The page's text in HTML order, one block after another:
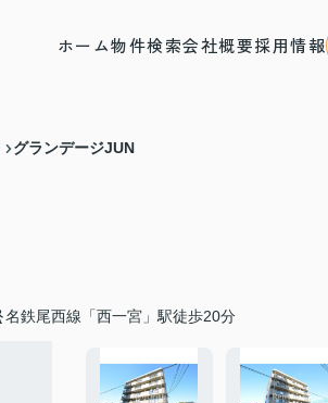
ホーム物件検索会社概要採用情報
グランデージJUN
名鉄尾西線「西一宮」駅徒歩20分